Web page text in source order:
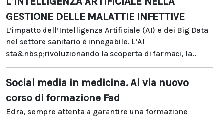
GESTIONE DELLE MALATTIE INFETTIVE
L’impatto dell’Intelligenza Artificiale (AI) e dei Big Data
nel settore sanitario è innegabile. L’AI
sta&nbsp;rivoluzionando la scoperta di farmaci, la...
Social media in medicina. Al via nuovo
corso di formazione Fad
Edra, sempre attenta a garantire una formazione